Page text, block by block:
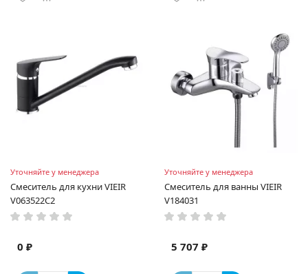
Уточняйте у менеджера
Смеситель для кухни VIEIR
V063522C2
0 ₽
Уточняйте у менеджера
Смеситель для ванны VIEIR
V184031
5 707 ₽